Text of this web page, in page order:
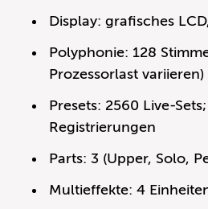
Display: grafisches
Polyphonie: 128
Prozessorlast variieren)
Presets: 2560 Live-
Registrierungen
Parts: 3 (Upper, Solo,
Multieffekte: 4